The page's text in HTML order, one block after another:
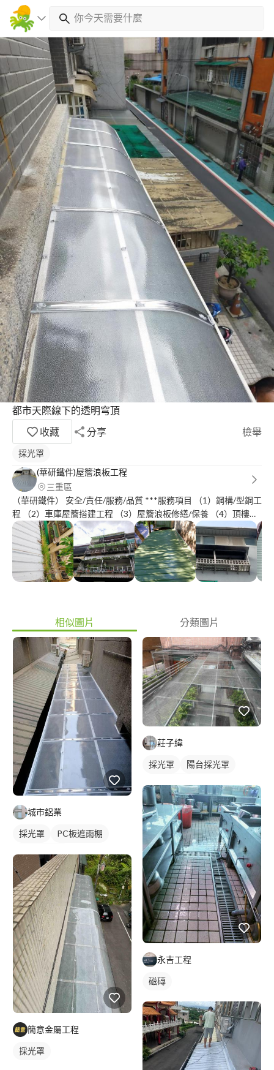
都市天際線下的透明穹頂
收藏
分享 檢舉
採光罩
(華研鐵件)屋簷浪板工程
三重區
（華研鐵件） 安全/責任/服務/品質 ***服務項目 （1）鋼構/型鋼工
程 （2）車庫屋簷搭建工程 （3）屋簷浪板修繕/保養 （4）頂樓陽
台/ (鍍鋅鋼鐵-白鐵方管) 烤漆配色搭建工程 (5)自家土地 屋簷設計
搭建安裝 玻璃/隔熱透明板 (6)室內挑高天花板 (夾層設計)安裝工程
(7)屋簷浪板含配件:項目 1**屋簷老舊生銹 2**屋簷破損漏水 3**屋
簷（排水槽) 排水/漏水=修繕 懸空.斷裂-老舊更新 4**重新覆蓋安裝
工程 5**老舊屋齡(石綿瓦) (拆除.清運).更新工程 **6(結構型鋼項目)
面磁磚凸出 牆面磁磚打除 折除//更新 （11)防水工程 頂樓地面漏
水- 牆面壁癌、 （12)油漆工程 住家 全室油漆粉刷作業-- ------------
------------- ??不分任何 大-小 服務工程 只要你拿起電話撥打 電話給
我! ??一通電話 ??服務到家
相似圖片 分類圖片
城市鋁業
採光罩
PC板遮雨棚
簡意金屬工程
採光罩
莊子緯
採光罩
陽台採光罩
永吉工程
磁磚